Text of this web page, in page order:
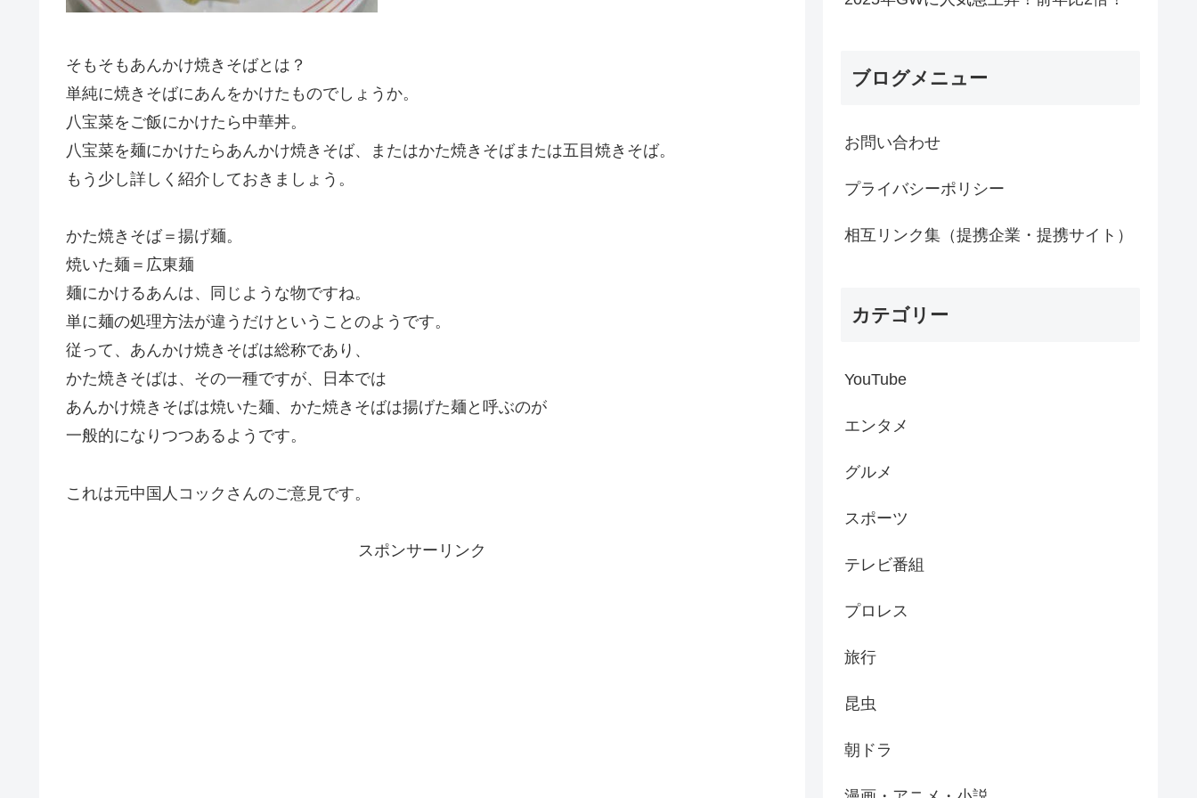
そもそもあんかけ焼きそばとは？
単純に焼きそばにあんをかけたものでしょうか。
八宝菜をご飯にかけたら中華丼。
八宝菜を麺にかけたらあんかけ焼きそば、またはかた焼きそばまたは五目焼きそば。
もう少し詳しく紹介しておきましょう。
かた焼きそば＝揚げ麺。
焼いた麺＝広東麺
麺にかけるあんは、同じような物ですね。
単に麺の処理方法が違うだけということのようです。
従って、あんかけ焼きそばは総称であり、
かた焼きそばは、その一種ですが、日本では
あんかけ焼きそばは焼いた麺、かた焼きそばは揚げた麺と呼ぶのが
一般的になりつつあるようです。
これは元中国人コックさんのご意見です。
スポンサーリンク
ブログメニュー
お問い合わせ
プライバシーポリシー
相互リンク集（提携企業・提携サイト）
カテゴリー
YouTube
エンタメ
グルメ
スポーツ
テレビ番組
プロレス
旅行
昆虫
朝ドラ